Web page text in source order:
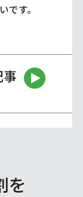
です。
を